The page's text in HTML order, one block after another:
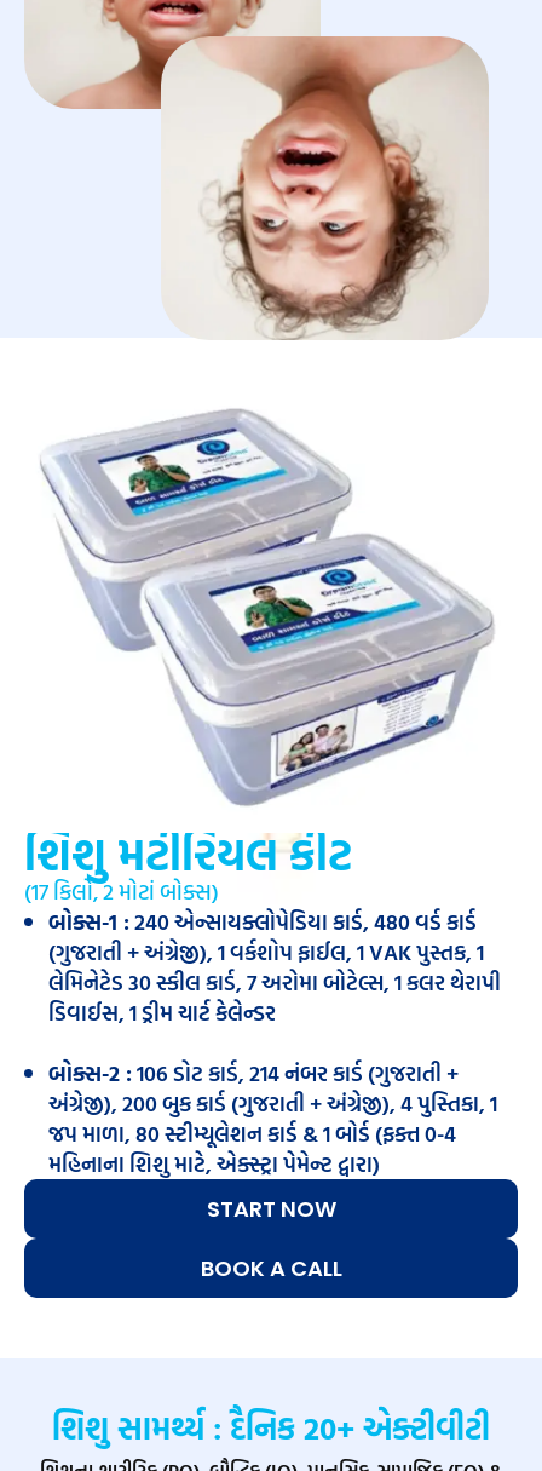
શિશુ મટીરિયલ કીટ
(17 કિલો, 2 મોટાં બોક્સ)
બોક્સ-1 :240 એન્સાયક્લોપેડિયા કાર્ડ, 480 વર્ડ કાર્ડ
(ગુજરાતી + અંગ્રેજી), 1 વર્કશોપ ફાઈલ, 1 VAK પુસ્તક, 1
લેમિનેટેડ 30 સ્કીલ કાર્ડ, 7 અરોમા બોટેલ્સ, 1 કલર થેરાપી
ડિવાઈસ, 1 ડ્રીમ ચાર્ટ કેલેન્ડર
બોક્સ-2 :106 ડોટ કાર્ડ, 214 નંબર કાર્ડ (ગુજરાતી +
અંગ્રેજી), 200 બુક કાર્ડ (ગુજરાતી + અંગ્રેજી), 4 પુસ્તિકા, 1
જપ માળા, 80 સ્ટીમ્યૂલેશન કાર્ડ & 1 બોર્ડ (ફક્ત 0-4
મહિનાના શિશુ માટે, એક્સ્ટ્રા પેમેન્ટ દ્વારા)
START NOW
BOOK A CALL
શિશુ સામર્થ્ય : દૈનિક 20+ એક્ટીવીટી